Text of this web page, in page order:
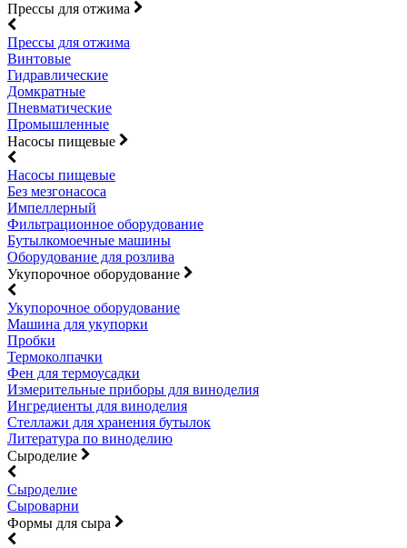
Прессы для отжима
Прессы для отжима
Винтовые
Гидравлические
Домкратные
Пневматические
Промышленные
Насосы пищевые
Насосы пищевые
Без мезгонасоса
Импеллерный
Фильтрационное оборудование
Бутылкомоечные машины
Оборудование для розлива
Укупорочное оборудование
Укупорочное оборудование
Машина для укупорки
Пробки
Термоколпачки
Фен для термоусадки
Измерительные приборы для виноделия
Ингредиенты для виноделия
Стеллажи для хранения бутылок
Литература по виноделию
Сыроделие
Сыроделие
Сыроварни
Формы для сыра